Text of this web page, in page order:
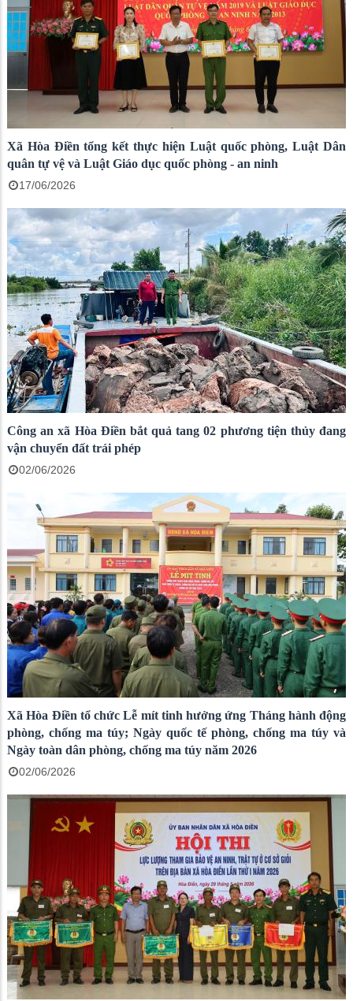
Xã Hòa Điền tổng kết thực hiện Luật quốc phòng, Luật Dân
quân tự vệ và Luật Giáo dục quốc phòng - an ninh
17/06/2026
Công an xã Hòa Điền bắt quả tang 02 phương tiện thủy đang
vận chuyển đất trái phép
02/06/2026
Xã Hòa Điền tổ chức Lễ mít tinh hưởng ứng Tháng hành động
phòng, chống ma túy; Ngày quốc tế phòng, chống ma túy và
Ngày toàn dân phòng, chống ma túy năm 2026
02/06/2026